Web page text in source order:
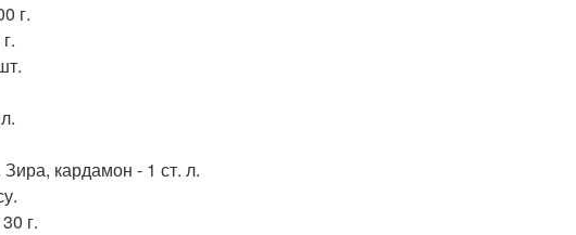
г.
кардамон - 1 ст. л.
г.